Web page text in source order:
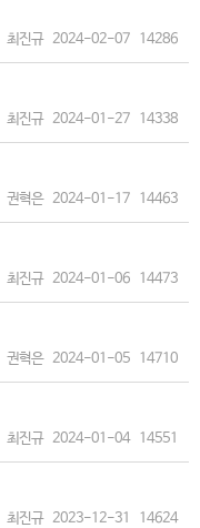
최진규 2024-02-07 14286
최진규 2024-01-27 14338
권혁은 2024-01-17 14463
최진규 2024-01-06 14473
권혁은 2024-01-05 14710
최진규 2024-01-04 14551
최진규 2023-12-31 14624